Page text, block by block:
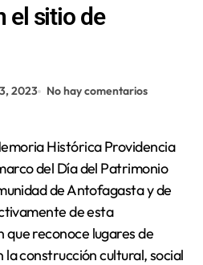
el sitio de
2023 No hay comentarios
del Día del Patrimonio
de Antofagasta y de
de esta
reconoce lugares de
construcción cultural, social